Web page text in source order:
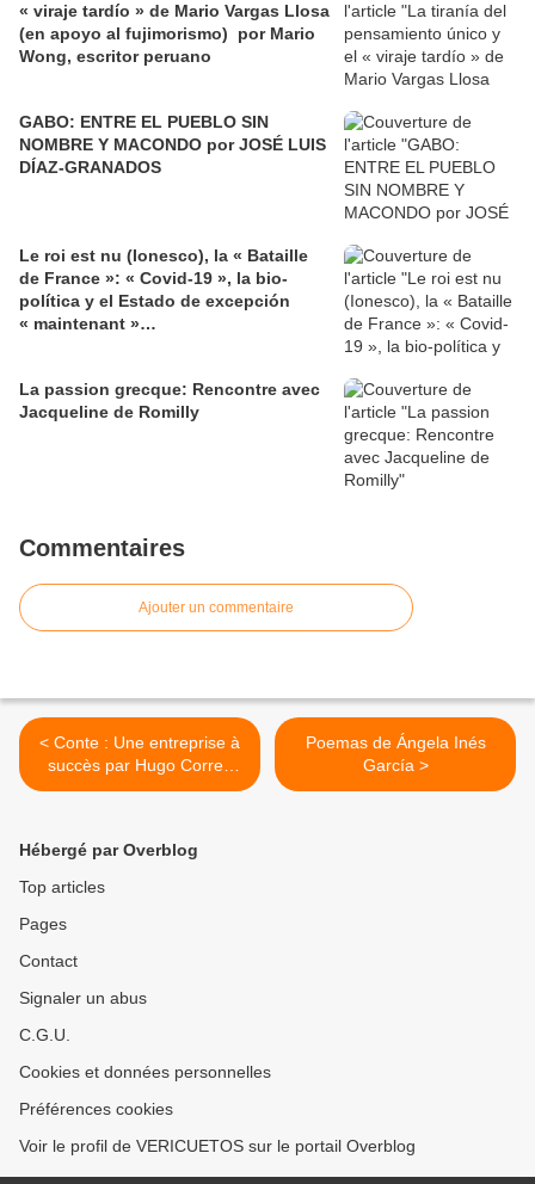
« viraje tardío » de Mario Vargas Llosa
(en apoyo al fujimorismo) por Mario
Wong, escritor peruano
GABO: ENTRE EL PUEBLO SIN
NOMBRE Y MACONDO por JOSÉ LUIS
DÍAZ-GRANADOS
Le roi est nu (Ionesco), la « Bataille
de France »: « Covid-19 », la bio-
política y el Estado de excepción
« maintenant »…
La passion grecque: Rencontre avec
Jacqueline de Romilly
Commentaires
Ajouter un commentaire
< Conte : Une entreprise à
succès par Hugo Correa
Londoño
Poemas de Ángela Inés
García >
Hébergé par Overblog
Top articles
Pages
Contact
Signaler un abus
C.G.U.
Cookies et données personnelles
Préférences cookies
Voir le profil de VERICUETOS sur le portail Overblog